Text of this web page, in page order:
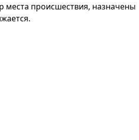
места происшествия, назначены